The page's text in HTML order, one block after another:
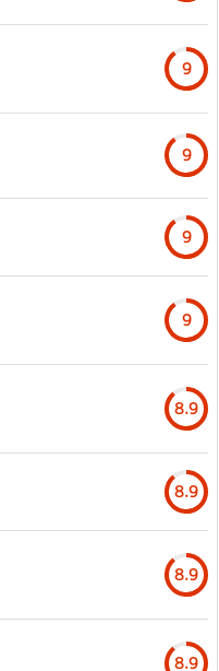
9
9
9
9
8.9
8.9
8.9
8.9